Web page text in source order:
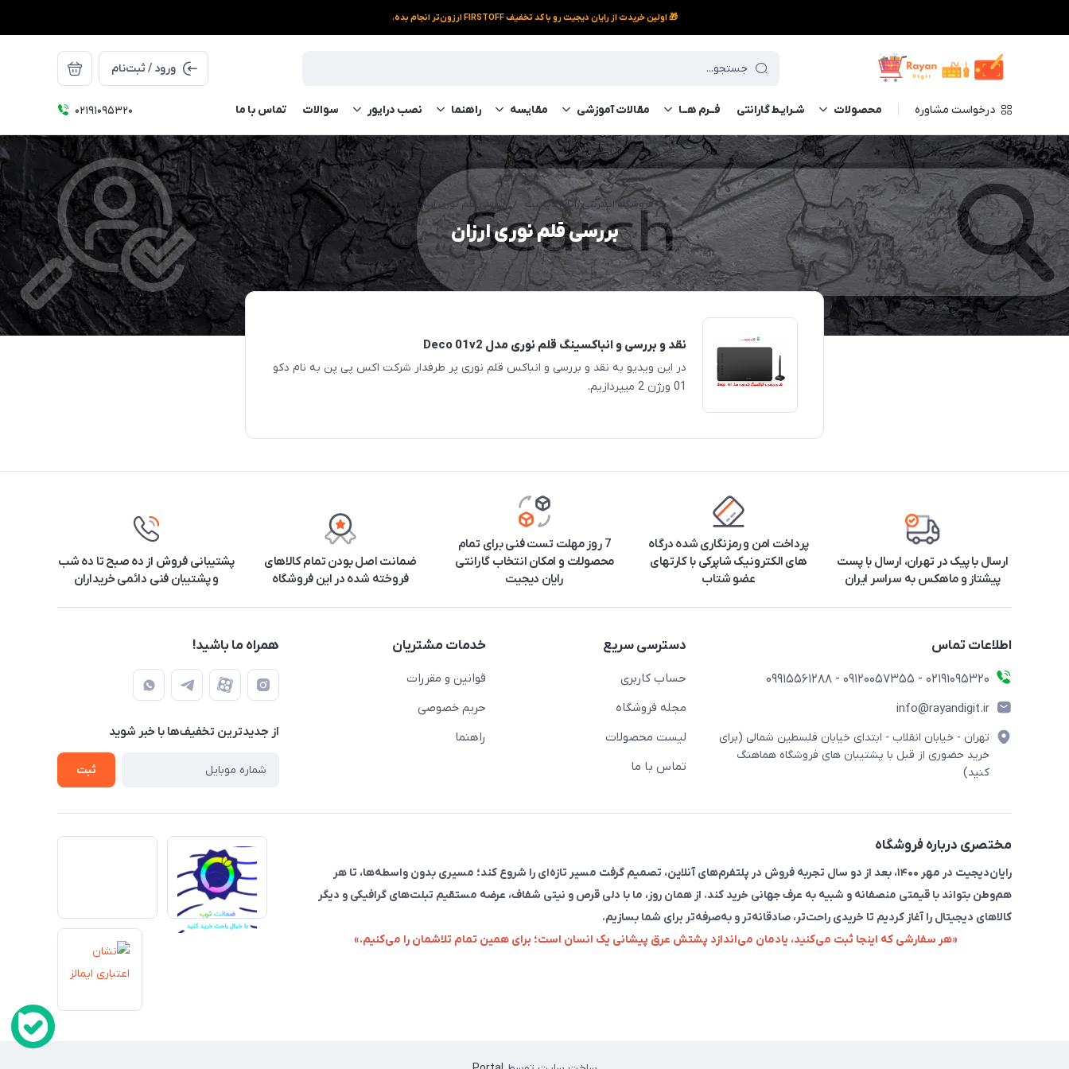
🎁 اولین خریدت از رایان دیجیت رو با کد تخفیف FIRSTOFF ارزون‌تر انجام بده.
ورود / ثبت‌نام
درخواست مشاوره محصولات شـرایـط گارانتی فــرم‌ هــا مقالات آموزشی مقایسه راهنما نصب درایور سوالات تماس با ما ۰۲۱91095320
فروشگاه اینترنتی رایان دیجیت / بررسی قلم نوری ارزان
بررسی قلم نوری ارزان
نقد و بررسی و انباکسینگ قلم نوری مدل Deco 01v2
در این ویدیو به نقد و بررسی و انباکس قلم نوری پر طرفدار شرکت اکس پی پن به نام دکو
01 ورژن 2 میپردازیم.
ارسال با پیک در تهران، ارسال با پست
پیشتاز و ماهکس به سراسر ایران
پرداخت امن و رمزنگاری شده درگاه
های الکترونیک شاپرکی با کارتهای
عضو شتاب
7 روز مهلت تست فنی برای تمام
محصولات و امکان انتخاب گارانتی
رایان دیجیت
ضمانت اصل بودن تمام کالاهای
فروخته شده در این فروشگاه
پشتیبانی فروش از ده صبح تا ده شب
و پشتیبان فنی دائمی خریداران
اطلاعات تماس
۰۲۱91095320 - 09120057355 - 09915561288
info@rayandigit.ir
تهران - خیابان انقلاب - ابتدای خیابان فلسطین شمالی (برای
خرید حضوری از قبل با پشتیبان های فروشگاه هماهنگ
کنید)
دسترسی سریع
حساب کاربری
مجله فروشگاه
لیست محصولات
تماس با ما
خدمات مشتریان
قوانین و مقررات
حریم خصوصی
راهنما
همراه ما باشید!
از جدید‌ترین تخفیف‌ها با‌ خبر شوید
ثبت
مختصری درباره فروشگاه
رایان‌دیجیت در مهر ۱۴۰۰، بعد از دو سال تجربه فروش در پلتفرم‌های آنلاین، تصمیم گرفت مسیر تازه‌ای را شروع کند؛ مسیری بدون واسطه‌ها، تا هر
هم‌وطن بتواند با قیمتی منصفانه و شبیه به عرف جهانی خرید کند. از همان روز، ما با دلی قرص و نیتی شفاف، عرضه مستقیم تبلت‌های گرافیکی و دیگر
کالاهای دیجیتال را آغاز کردیم تا خریدی راحت‌تر، صادقانه‌تر و به‌صرفه‌تر برای شما بسازیم.
«هر سفارشی که اینجا ثبت می‌کنید، یادمان می‌اندازد پشتش عرق پیشانی یک انسان است؛ برای همین تمام تلاشمان را می‌کنیم.»